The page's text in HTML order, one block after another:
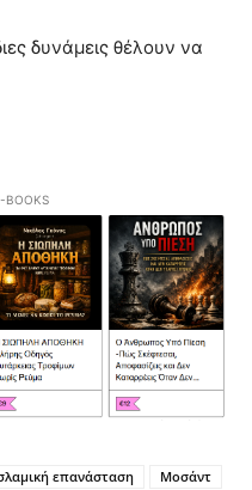
δυνάμεις θέλουν να
BOOKS
επανάσταση Μοσάντ